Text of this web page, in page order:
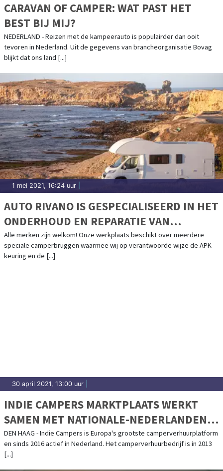
CARAVAN OF CAMPER: WAT PAST HET
BEST BIJ MIJ?
NEDERLAND - Reizen met de kampeerauto is populairder dan ooit
tevoren in Nederland. Uit de gegevens van brancheorganisatie Bovag
blijkt dat ons land [...]
1 mei 2021, 16:24 uur
AUTO RIVANO IS GESPECIALISEERD IN HET
ONDERHOUD EN REPARATIE VAN
CAMPERS
Alle merken zijn welkom! Onze werkplaats beschikt over meerdere
speciale camperbruggen waarmee wij op verantwoorde wijze de APK
keuring en de [...]
30 april 2021, 13:00 uur
INDIE CAMPERS MARKTPLAATS WERKT
SAMEN MET NATIONALE-NEDERLANDEN
MEE AAN CAMPER DEKKING
DEN HAAG - Indie Campers is Europa's grootste camperverhuurplatform
en sinds 2016 actief in Nederland. Het camperverhuurbedrijf is in 2013
[...]